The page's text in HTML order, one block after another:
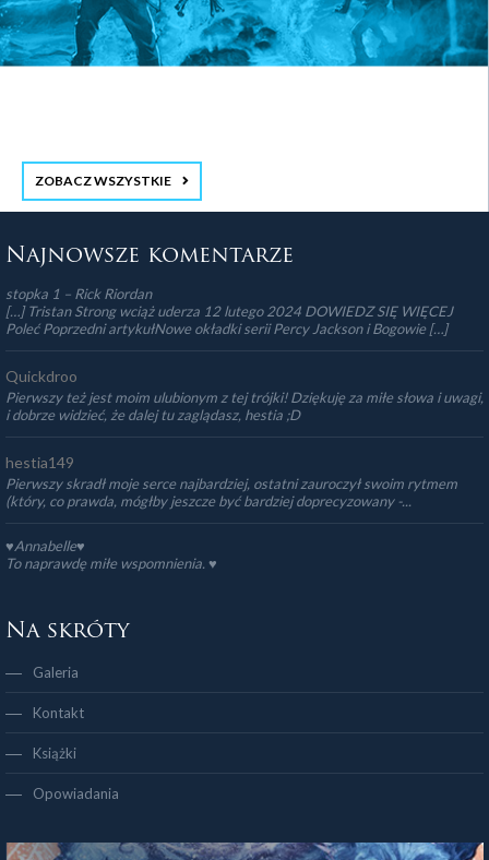
stopka 3
ZOBACZ WSZYSTKIE
Najnowsze komentarze
stopka 1 – Rick Riordan
[…] Tristan Strong wciąż uderza 12 lutego 2024 DOWIEDZ SIĘ WIĘCEJ
Poleć Poprzedni artykułNowe okładki serii Percy Jackson i Bogowie […]
Quickdroo
Pierwszy też jest moim ulubionym z tej trójki! Dziękuję za miłe słowa i uwagi,
i dobrze widzieć, że dalej tu zaglądasz, hestia ;D
hestia149
Pierwszy skradł moje serce najbardziej, ostatni zauroczył swoim rytmem
(który, co prawda, mógłby jeszcze być bardziej doprecyzowany -...
♥Annabelle♥
To naprawdę miłe wspomnienia. ♥️
Na skróty
Galeria
Kontakt
Książki
Opowiadania